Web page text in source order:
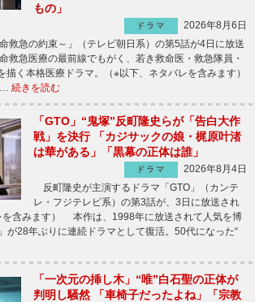
もの」
ドラマ
2026年8月6日
救急の約束～」（テレビ朝日系）の第5話が4日に放送
急医療の最前線でもがく、若き救命医・救急隊員・
描く本格医療ドラマ。（※以下、ネタバレを含みます）
… 続きを読む
「GTO」“鬼塚”反町隆史らが「告白大作
戦」を決行 「カジサックの娘・梶原叶渚
は華がある」「黒幕の正体は誰」
ドラマ
2026年8月4日
反町隆史が主演するドラマ「GTO」（カンテ
レ・フジテレビ系）の第3話が、3日に放送され
を含みます） 本作は、1998年に放送されて人気を博
が28年ぶりに連続ドラマとして復活。50代になった“
「一次元の挿し木」“唯”白石聖の正体が
判明し騒然 「車椅子だったよね」「宗教